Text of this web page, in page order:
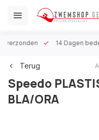
verzonden 14 Dagen
Terug
Speedo
BLA/ORA